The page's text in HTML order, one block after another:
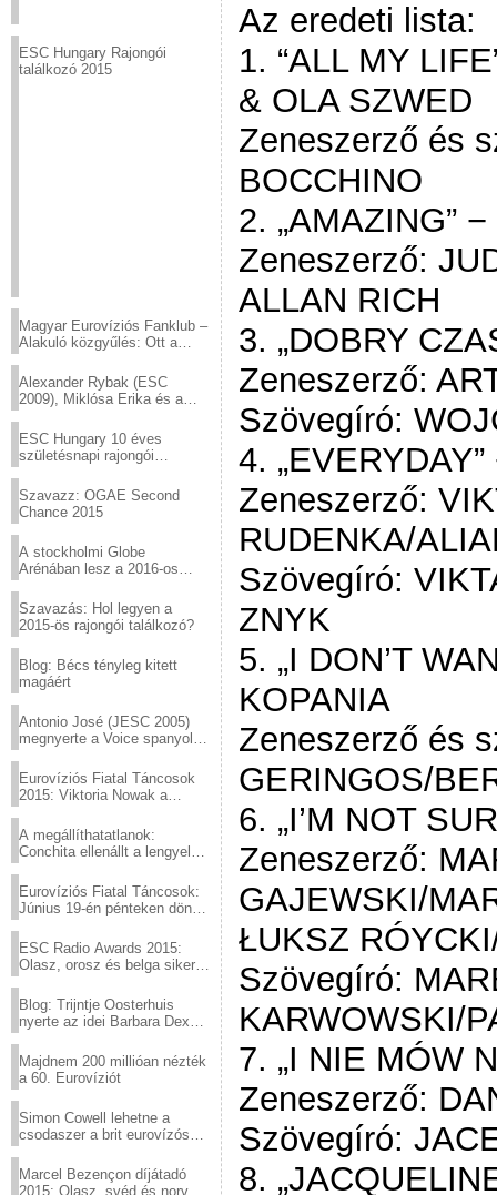
ESC Hungary Rajongói
találkozó 2015
Magyar Eurovíziós Fanklub –
Alakuló közgyűlés: Ott a
Alexander Rybak (ESC
2009), Miklósa Erika és a
sztárjai a Margitszigeten
ESC Hungary 10 éves
születésnapi rajongói
Szavazz: OGAE Second
Chance 2015
A stockholmi Globe
Arénában lesz a 2016-os
Szavazás: Hol legyen a
2015-ös rajongói találkozó?
Blog: Bécs tényleg kitett
magáért
Antonio José (JESC 2005)
megnyerte a Voice spanyol
Eurovíziós Fiatal Táncosok
2015: Viktoria Nowak a
A megállíthatatlanok:
Conchita ellenállt a lengyel
Eurovíziós Fiatal Táncosok:
Június 19-én pénteken döntő
ESC Radio Awards 2015:
Olasz, orosz és belga siker,
Blog: Trijntje Oosterhuis
nyerte az idei Barbara Dex
Majdnem 200 millióan nézték
a 60. Eurovíziót
Simon Cowell lehetne a
csodaszer a brit eurovízós
Marcel Bezençon díjátadó
2015: Olasz, svéd és norvég
Az eredeti lista:
1. “ALL MY
& OLA SZWED
Zeneszerző és
BOCCHINO
2. „AMAZING”
Zeneszerző:
ALLAN RICH
3. „DOBRY
Zeneszerző:
Szövegíró:
4.
Zeneszerző:
RUDENKA/
Szövegíró:
ZNYK
5. „I DON’T
KOPANIA
Zeneszerző és
GERINGOS/
6. „I’M NOT
Zeneszerző:
GAJEWSKI/
ŁUKSZ
Szövegíró:
KARWOWSKI/
7. „I NIE MÓW
Zeneszerző:
Szövegíró:
8.